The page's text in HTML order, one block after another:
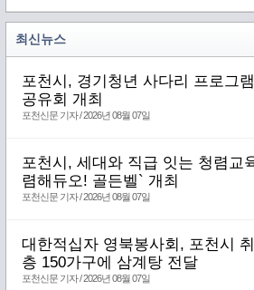
최신뉴스
포천시, 경기청년 사다리 프로그
공유회 개최
포천신문 기자 / 2026년 08월 07일
포천시, 세대와 직급 잇는 청렴교
렴해듀오! 골든벨` 개최
포천신문 기자 / 2026년 08월 07일
대한적십자 영북봉사회, 포천시
층 150가구에 삼계탕 전달
포천신문 기자 / 2026년 08월 07일